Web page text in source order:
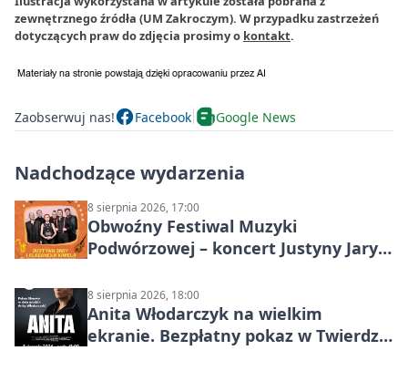
zewnętrznego źródła (UM Zakroczym). W przypadku zastrzeżeń
dotyczących praw do zdjęcia prosimy o kontakt.
Zaobserwuj nas! Facebook Google News
Nadchodzące wydarzenia
8 sierpnia 2026, 17:00
Obwoźny Festiwal Muzyki
Podwórzowej – koncert Justyny Jary i
8 sierpnia 2026, 18:00
Anita Włodarczyk na wielkim
ekranie. Bezpłatny pokaz w Twierdzy